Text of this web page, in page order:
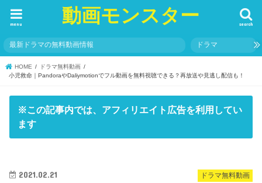
動画モンスター search
menu
最新ドラマの無料動画情報 ドラマ
HOME
ドラマ無料動画
小児救命｜PandoraやDaliymotionでフル動画を無料視聴できる？再放送や見逃し配信も！
※この記事内では、アフィリエイト広告を利用してい
ます
ドラマ無料動画
2021.02.21